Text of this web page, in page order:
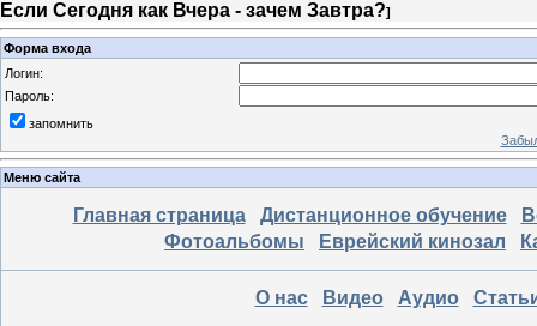
Если Сегодня как Вчера - зачем Завтра?]
Форма входа
Логин:
Пароль:
запомнить
Меню сайта
Главная страница Дистанционное обучение
Фотоальбомы
Еврейский кинозал
О нас Видео Аудио